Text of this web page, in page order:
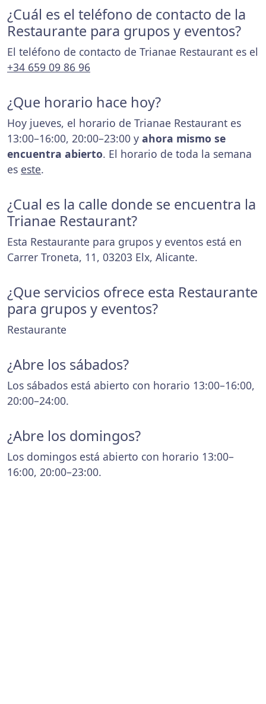
¿Cuál es el teléfono de contacto de la
Restaurante para grupos y eventos?
El teléfono de contacto de Trianae Restaurant es el
+34 659 09 86 96
¿Que horario hace hoy?
Hoy jueves, el horario de Trianae Restaurant es
13:00–16:00, 20:00–23:00 y ahora mismo se
encuentra abierto. El horario de toda la semana
es este.
¿Cual es la calle donde se encuentra la
Trianae Restaurant?
Esta Restaurante para grupos y eventos está en
Carrer Troneta, 11, 03203 Elx, Alicante.
¿Que servicios ofrece esta Restaurante
para grupos y eventos?
Restaurante
¿Abre los sábados?
Los sábados está abierto con horario 13:00–16:00,
20:00–24:00.
¿Abre los domingos?
Los domingos está abierto con horario 13:00–
16:00, 20:00–23:00.